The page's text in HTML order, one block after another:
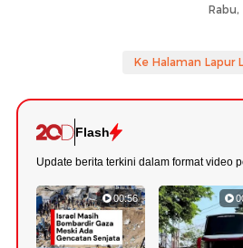
Rabu,
Ke Halaman Lapur
Flash
Update berita terkini dalam format video
00:56